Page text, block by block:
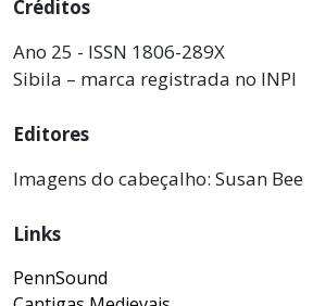
Créditos
Ano 25 - ISSN 1806-289X
Sibila – marca registrada no INPI
Editores
Imagens do cabeçalho: Susan Bee
Links
PennSound